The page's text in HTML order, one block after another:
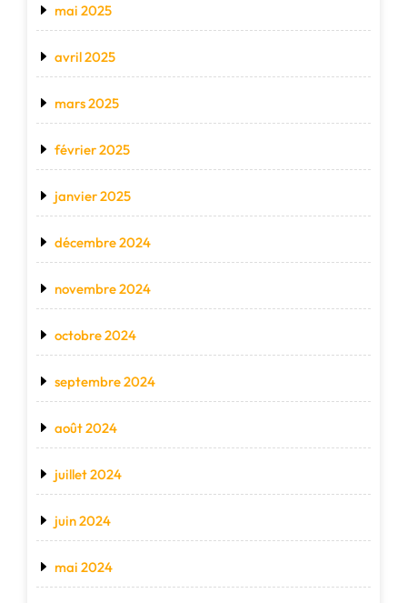
mai 2025
avril 2025
mars 2025
février 2025
janvier 2025
décembre 2024
novembre 2024
octobre 2024
septembre 2024
août 2024
juillet 2024
juin 2024
mai 2024